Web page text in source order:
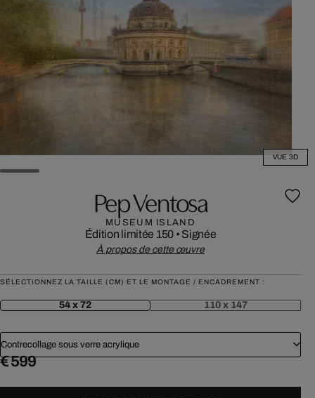
VUE 3D
Pep Ventosa
MUSEUM ISLAND
Édition limitée 150 • Signée
À propos de cette œuvre
SÉLECTIONNEZ LA TAILLE (CM) ET LE MONTAGE / ENCADREMENT :
54 x 72 110 x 147
Contrecollage sous verre acrylique
€ 599